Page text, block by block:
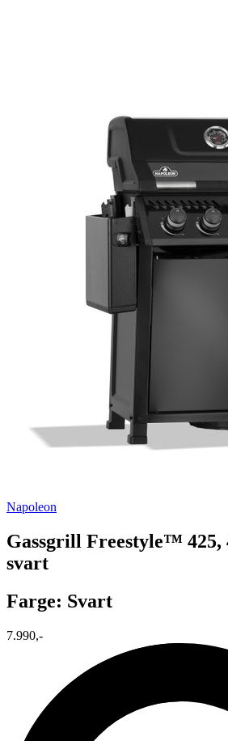
Napoleon
Gassgrill Freestyle™ 425,
svart
Farge: Svart
7.990,-